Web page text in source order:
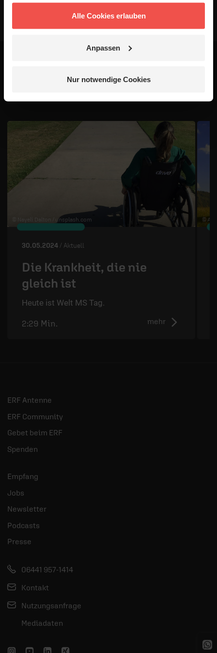
Alle Cookies erlauben
Anpassen
Nur notwendige Cookies
Das könnte dich auch
unsplash.com
30.05.2024 / Aktuell
Die Krankheit, die nie
gleich ist
Heute ist Welt MS Tag.
mehr
2:29 Min.
©
ERF Antenne
ERF Community
Gebet beim ERF
Spenden
Empfang
Jobs
Newsletter
Podcasts
Presse
06441 957-1414
Kontakt
Nutzungsanfrage
Mediadaten